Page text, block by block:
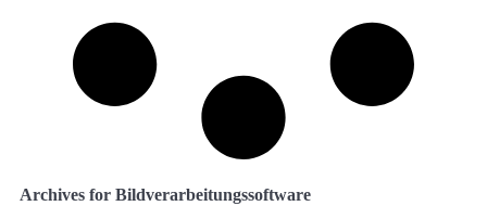
Archives for Bildverarbeitungssoftware